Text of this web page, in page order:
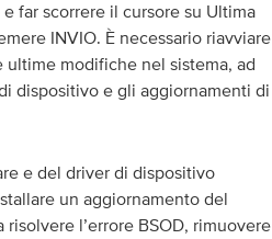
far scorrere il cursore su Ultima
INVIO. È necessario riavviare
modifiche nel sistema, ad
dispositivo e gli aggiornamenti di
e del driver di dispositivo
un aggiornamento del
l’errore BSOD, rimuovere